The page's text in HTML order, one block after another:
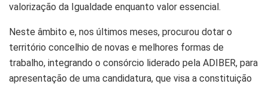
valorização da Igualdade enquanto valor essencial.
Neste âmbito e, nos últimos meses, procurou dotar o
território concelhio de novas e melhores formas de
trabalho, integrando o consórcio liderado pela ADIBER, para
apresentação de uma candidatura, que visa a constituição